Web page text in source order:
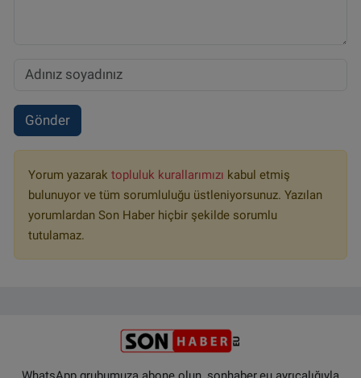
Gönder
Yorum yazarak topluluk kurallarımızı kabul etmiş
bulunuyor ve tüm sorumluluğu üstleniyorsunuz. Yazılan
yorumlardan Son Haber hiçbir şekilde sorumlu
tutulamaz.